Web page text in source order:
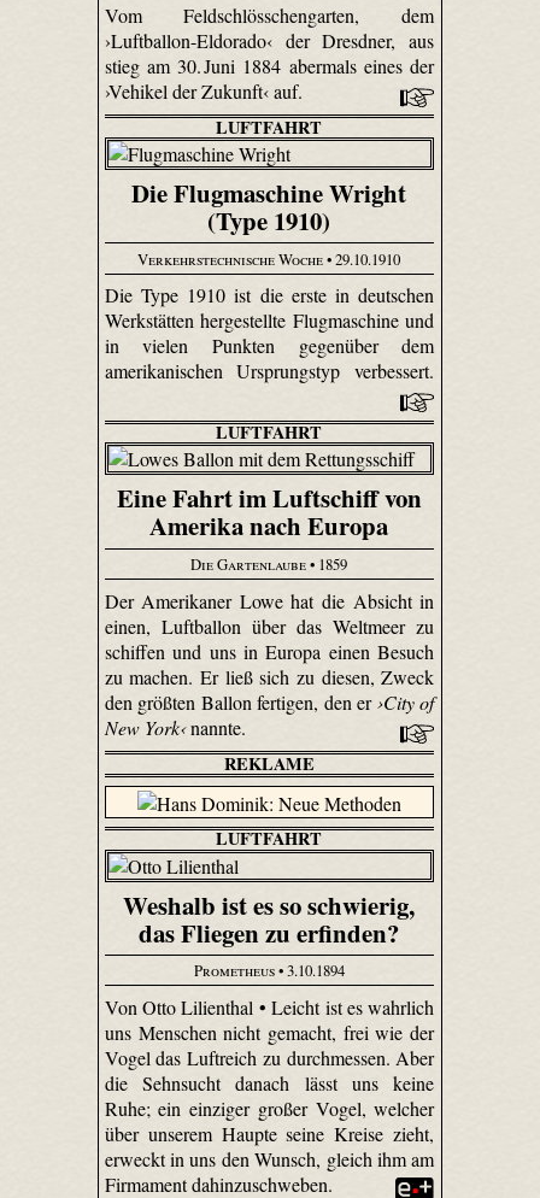
Vom Feld­schlösschen­garten, dem
›Luftballon-Eldorado‹ der Dresdner, aus
stieg am 30. Juni 1884 abermals eines der
›Vehikel der Zukunft‹ auf.
LUFTFAHRT
Die Flugmaschine Wright
(Type 1910)
Verkehrstechnische Woche• 29.10.1910
Die Type 1910 ist die erste in deutschen
Werkstätten hergestellte Flugmaschine und
in vielen Punkten gegenüber dem
amerikanischen Ursprungstyp verbessert.
LUFTFAHRT
Eine Fahrt im Luftschiff von
Amerika nach Europa
Die Gartenlaube• 1859
Der Amerikaner Lowe hat die Absicht in
einen, Luftballon über das Weltmeer zu
schiffen und uns in Europa einen Besuch
zu machen. Er ließ sich zu diesen, Zweck
den größten Ballon fertigen, den er›City of
New York‹nannte.
REKLAME
LUFTFAHRT
Weshalb ist es so schwierig,
das Fliegen zu erfinden?
Prometheus• 3.10.1894
Von Otto Lilienthal • Leicht ist es wahrlich
uns Menschen nicht gemacht, frei wie der
Vogel das Luftreich zu durchmessen. Aber
die Sehnsucht danach lässt uns keine
Ruhe; ein einziger großer Vogel, welcher
über unserem Haupte seine Kreise zieht,
erweckt in uns den Wunsch, gleich ihm am
Firmament dahin­zuschweben.